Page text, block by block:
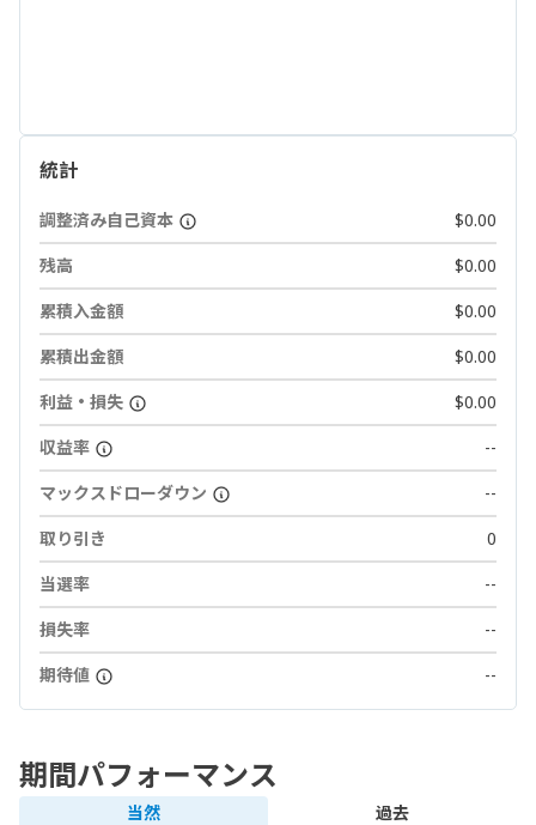
統計
調整済み自己資本
$0.00
残高
$0.00
累積入金額
$0.00
累積出金額
$0.00
利益・損失
$0.00
収益率
--
マックスドローダウン
--
取り引き
0
当選率
--
損失率
--
期待値
--
期間パフォーマンス
当然 過去